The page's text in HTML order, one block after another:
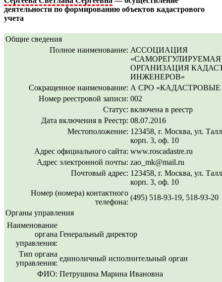
деятельности по формированию объектов кадастрового
учета
Общие сведения
Полное наименование: АССОЦИАЦИЯ
«САМОРЕГУЛИРУЕМАЯ
ОРГАНИЗАЦИЯ
ИНЖЕНЕРОВ»
Сокращенное наименование: А СРО
Номер реестровой записи: 002
Статус: включена в реестр
Дата включения в Реестр: 08.07.2016
Местоположение: 123458, г. Москва, ул.
корп. 3, оф. 10
Адрес официального сайта: www.roscadastre.ru
Адрес электронной почты: zao_mk@mail.ru
Почтовый адрес: 123458, г. Москва, ул.
корп. 3, оф. 10
Номер (номера) контактного
телефона:
(495) 518-93-19, 518-93-20
Органы управления
Наименование
органа
управления:
Генеральный директор
Тип органа
управления:
единоличный исполнительный орган
ФИО: Петрушина Марина Ивановна